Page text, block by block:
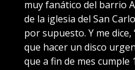
muy fanático del barrio
de la iglesia del San
por supuesto. Y me
que hacer un disco
que a fin de mes cumple